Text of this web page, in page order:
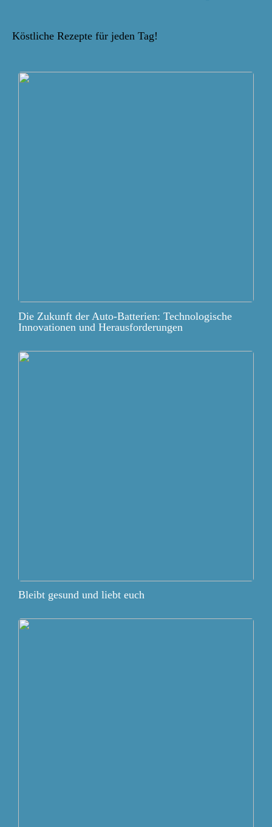
Köstliche Rezepte für jeden Tag!
Die Zukunft der Auto-Batterien: Technologische
Innovationen und Herausforderungen
Bleibt gesund und liebt euch